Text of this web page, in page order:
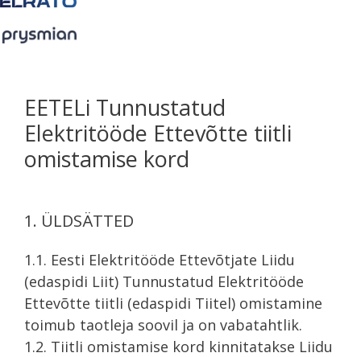
EETELi Tunnustatud
Elektritööde Ettevõtte tiitli
omistamise kord
1. ÜLDSÄTTED
1.1. Eesti Elektritööde Ettevõtjate Liidu
(edaspidi Liit) Tunnustatud Elektritööde
Ettevõtte tiitli (edaspidi Tiitel) omistamine
toimub taotleja soovil ja on vabatahtlik.
1.2. Tiitli omistamise kord kinnitatakse Liidu